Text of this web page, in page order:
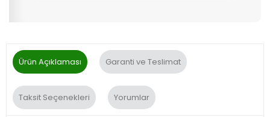
Ürün Açıklaması Garanti ve Teslimat
Taksit Seçenekleri Yorumlar